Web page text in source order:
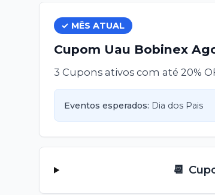
✓ MÊS ATUAL
Cupom Uau Bobinex
3 Cupons ativos com até 20%
Eventos esperados: Dia dos Pais
📆